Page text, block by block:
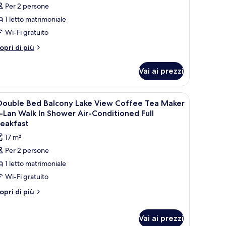
Per 2 persone
1 letto matrimoniale
Wi-Fi gratuito
di più
Vai ai prezzi
un vaso e una rivista, e una TV su un mobile.
laptop, tende oscuranti Minibar, una cassaforte in camera,
3
Bed Balcony Lake View Coffee Tea Maker
Lan Walk In Shower Air-Conditioned Full
17 m²
Per 2 persone
1 letto matrimoniale
Wi-Fi gratuito
di più
Vai ai prezzi